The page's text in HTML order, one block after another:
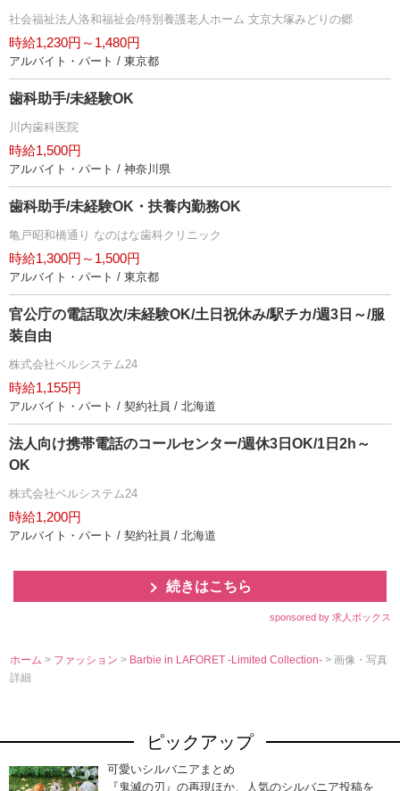
社会福祉法人洛和福祉会/特別養護老人ホーム 文京大塚みどりの郷
時給1,230円～1,480円
アルバイト・パート / 東京都
歯科助手/未経験OK
川内歯科医院
時給1,500円
アルバイト・パート / 神奈川県
歯科助手/未経験OK・扶養内勤務OK
亀戸昭和橋通り なのはな歯科クリニック
時給1,300円～1,500円
アルバイト・パート / 東京都
官公庁の電話取次/未経験OK/土日祝休み/駅チカ/週3日～/服
装自由
株式会社ベルシステム24
時給1,155円
アルバイト・パート / 契約社員 / 北海道
法人向け携帯電話のコールセンター/週休3日OK/1日2h～
OK
株式会社ベルシステム24
時給1,200円
アルバイト・パート / 契約社員 / 北海道
続きはこちら
sponsored by 求人ボックス
ホーム > ファッション> Barbie in LAFORET -Limited Collection-> 画像・写真
詳細
ピックアップ
可愛いシルバニアまとめ
『鬼滅の刃』の再現ほか、人気のシルバニア投稿を